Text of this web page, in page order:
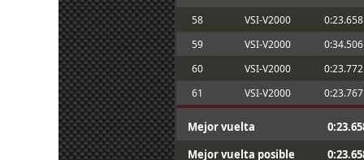
30 jun. 18:38
Maxxis: Congrats JSK !!
30 jun. 7:11
30 jun. 6:12
johneysvk
Gracias :)
29 jun. 21:34
Furribmw
Congratulations, Jsk, on the
26 jun. 17:51
Javi3r
Buenas tardes, no deja
cambiado??
26 jun. 17:30
Malavida Valdez :
Ostia que guapo!
25 jun. 16:26
Maxxis
Va por ti Njoan !!
58
VSI-V2000 0:23.658
59
VSI-V2000 0:34.506
60
VSI-V2000 0:23.772
61
VSI-V2000 0:23.767
Mejor vuelta
Mejor vuelta posible